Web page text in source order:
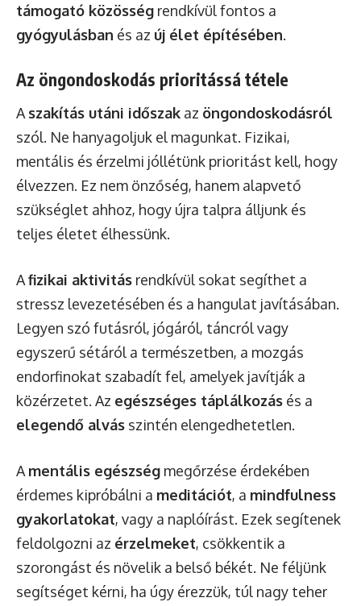
támogató közösség rendkívül fontos a
gyógyulásban és az új élet építésében.
Az öngondoskodás prioritássá tétele
A szakítás utáni időszak az öngondoskodásról
szól. Ne hanyagoljuk el magunkat. Fizikai,
mentális és érzelmi jóllétünk prioritást kell, hogy
élvezzen. Ez nem önzőség, hanem alapvető
szükséglet ahhoz, hogy újra talpra álljunk és
teljes életet élhessünk.
Afizikai aktivitás rendkívül sokat segíthet a
stressz levezetésében és a hangulat javításában.
Legyen szó futásról, jógáról, táncról vagy
egyszerű sétáról a természetben, a mozgás
endorfinokat szabadít fel, amelyek javítják a
közérzetet. Az egészséges táplálkozás és a
elegendő alvás szintén elengedhetetlen.
A mentális egészség megőrzése érdekében
érdemes kipróbálni a meditációt, a mindfulness
gyakorlatokat, vagy a naplóírást. Ezek segítenek
feldolgozni az érzelmeket, csökkentik a
szorongást és növelik a belső békét. Ne féljünk
segítséget kérni, ha úgy érezzük, túl nagy teher